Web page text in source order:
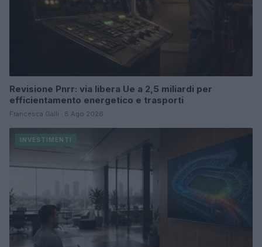
Revisione Pnrr: via libera Ue a 2,5 miliardi per
efficientamento energetico e trasporti
Francesca Galli · 8 Ago 2026
INVESTIMENTI